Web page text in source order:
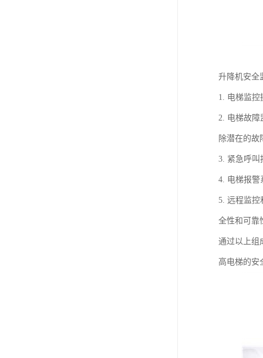
升降机安全
1. 电梯监
2. 电梯故障
除潜在的故
3. 紧急呼叫
4. 电梯报警
5. 远程监控
全性和可靠
通过以上组
高电梯的安